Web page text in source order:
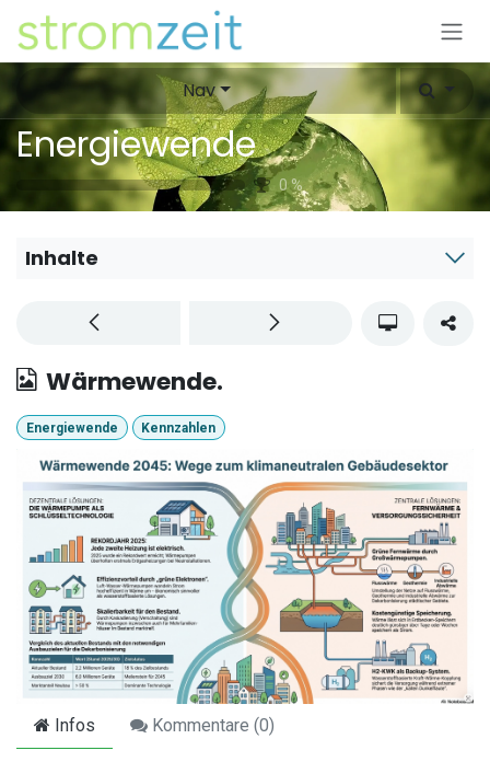
Zum Inhalt springen
Nav
Energiewende
0 %
Inhalte
Wärmewende.
Energiewende Kennzahlen
Infos Kommentare (0)